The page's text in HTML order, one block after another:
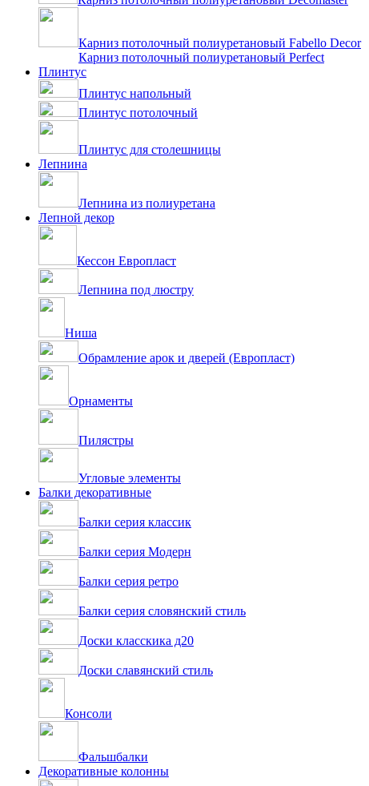
Карниз потолочный полиуретановый Fabello Decor
Карниз потолочный полиуретановый Perfect
Плинтус
Плинтус напольный
Плинтус потолочный
Плинтус для столешницы
Лепнина
Лепнина из полиуретана
Лепной декор
Кессон Европласт
Лепнина под люстру
Ниша
Обрамление арок и дверей (Европласт)
Орнаменты
Пилястры
Угловые элементы
Балки декоративные
Балки серия классик
Балки серия Модерн
Балки серия ретро
Балки серия словянский стиль
Доски класскика д20
Доски славянский стиль
Консоли
Фальшбалки
Декоративные колонны